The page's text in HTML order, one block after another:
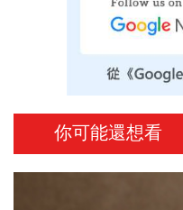
你可能還想看